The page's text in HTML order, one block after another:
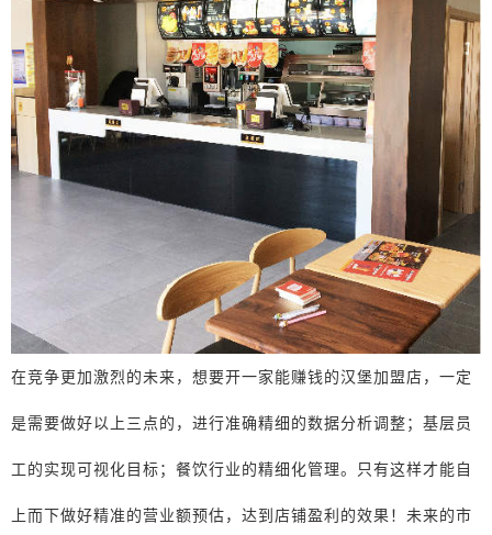
在竞争更加激烈的未来，想要开一家能赚钱的汉堡加盟店，一定
是需要做好以上三点的，进行准确精细的数据分析调整；基层员
工的实现可视化目标；餐饮行业的精细化管理。只有这样才能自
上而下做好精准的营业额预估，达到店铺盈利的效果！未来的市